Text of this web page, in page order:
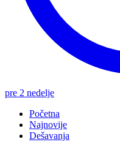
pre 2 nedelje
Početna
Najnovije
Dešavanja